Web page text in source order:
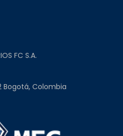
FC S.A.
Bogotá, Colombia